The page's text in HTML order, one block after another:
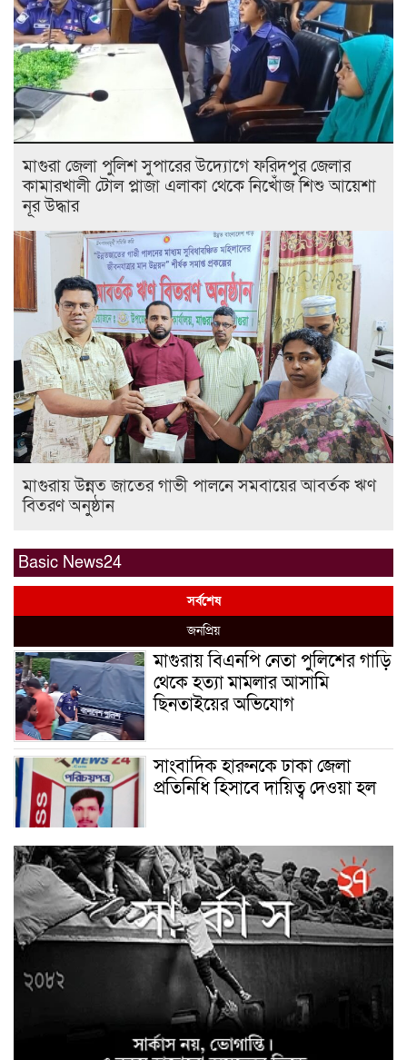
মাগুরা জেলা পুলিশ সুপারের উদ্যোগে ফরিদপুর জেলার
কামারখালী টোল প্লাজা এলাকা থেকে নিখোঁজ শিশু আয়েশা
নূর উদ্ধার
মাগুরায় উন্নত জাতের গাভী পালনে সমবায়ের আবর্তক ঋণ
বিতরণ অনুষ্ঠান
Basic News24
সর্বশেষ
জনপ্রিয়
মাগুরায় বিএনপি নেতা পুলিশের গাড়ি
থেকে হত্যা মামলার আসামি
ছিনতাইয়ের অভিযোগ
সাংবাদিক হারুনকে ঢাকা জেলা
প্রতিনিধি হিসাবে দায়িত্ব দেওয়া হল
বিশ্ব বাঘ দিবস উপলক্ষে
বুড়িগোয়ালিনীতে লির্ডাসের
আয়োজনে আলোচনা সভা অনুষ্ঠিত
সাইবার ক্রাইম ইনভেস্টিগেশন সেল,
উদ্যোগে উদ্ধারকৃত আইফোন সহ
৩৫টি মোবাইল ফোন ও বিকাশ
প্রতারণার ৫০,০০০/- হস্তান্তর